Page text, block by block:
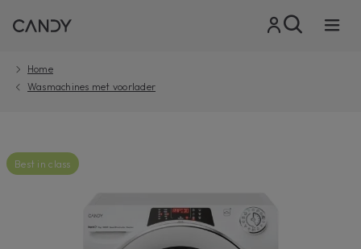
Home
Wasmachines met voorlader
Best in class